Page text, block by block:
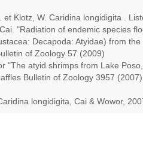
et Klotz, W. Caridina longidigita .
"Radiation of endemic species
Decapoda: Atyidae) from
of Zoology 57 (2009)
"The atyid shrimps from Lake
Bulletin of Zoology 3957 (2007)
longidigita, Cai & Wowor,